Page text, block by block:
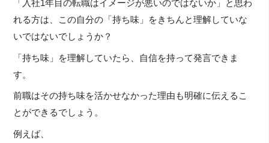
「入社1年目の転職はイメージが悪いのではないか」と思わ
れる方は、この自分の「持ち味」をきちんと理解していな
いではないでしょうか？
「持ち味」を理解していたら、自信を持って発言できま
す。
前職はその持ち味を活かせなかった理由も明確に伝えるこ
とができるでしょう。
例えば、